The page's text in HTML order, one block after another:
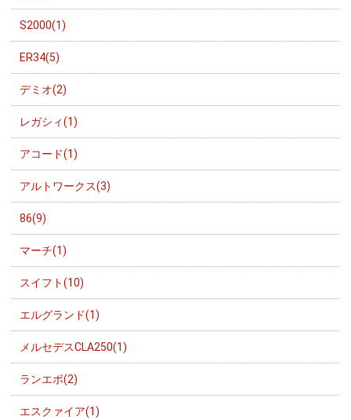
S2000(1)
ER34(5)
デミオ(2)
レガシィ(1)
アコード(1)
アルトワークス(3)
86(9)
マーチ(1)
スイフト(10)
エルグランド(1)
メルセデスCLA250(1)
ランエボ(2)
エスクァイア(1)